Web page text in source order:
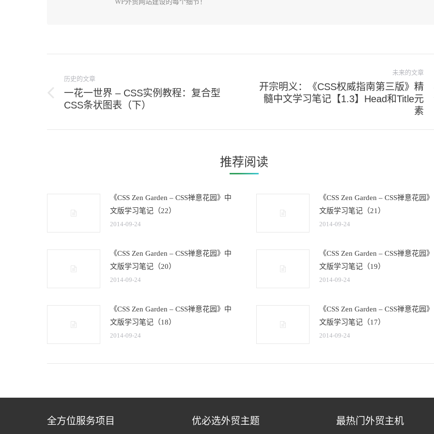
WP外贸网站建设的每个细节！
导
历史的文章
史
一花一世界 – CSS实例教程：复合型
CSS条状图表（下）
未来的文章
未
开宗明义：《CSS权威指南第三版》精
髓中文学习笔记【1.3】Head和Title元
素
推荐阅读
《CSS Zen Garden – CSS禅意花园》中
文版学习笔记（22）
2014-09-24
《CSS Zen Garden – CSS禅意花园
文版学习笔记（21）
2014-09-24
《CSS Zen Garden – CSS禅意花园》中
文版学习笔记（20）
2014-09-24
《CSS Zen Garden – CSS禅意花园
文版学习笔记（19）
2014-09-24
《CSS Zen Garden – CSS禅意花园》中
文版学习笔记（18）
2014-09-24
《CSS Zen Garden – CSS禅意花园
文版学习笔记（17）
2014-09-24
全方位服务项目 优必选外贸主题 最热门外贸主机